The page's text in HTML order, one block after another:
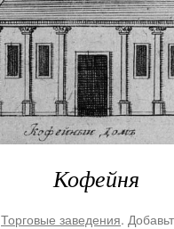
Кофейня
Торговые заведения.